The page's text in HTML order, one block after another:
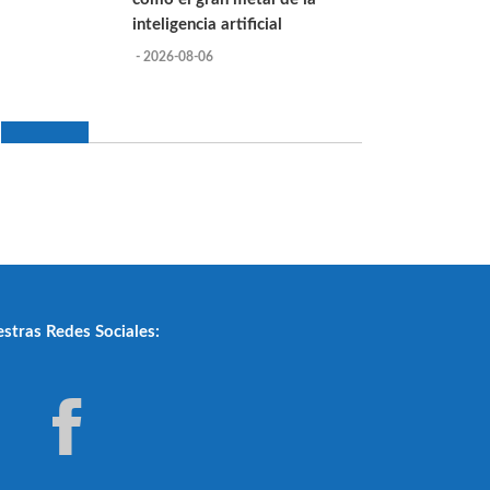
inteligencia artificial
- 2026-08-06
Redes Sociales: